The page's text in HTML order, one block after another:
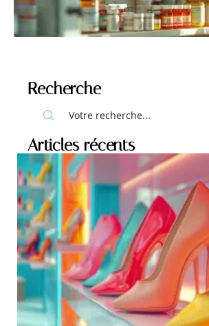
Recherche
Articles récents